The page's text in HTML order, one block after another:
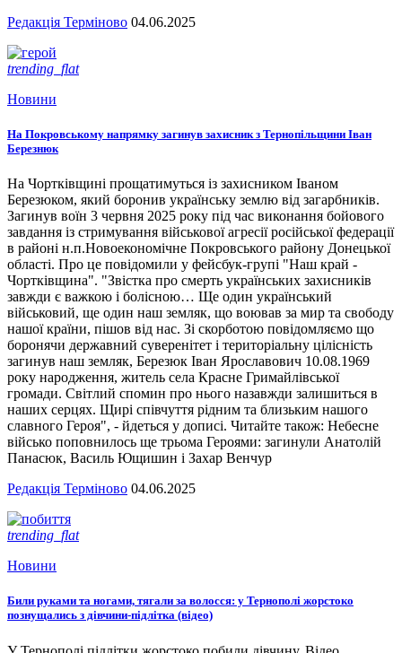
Редакція Терміново 04.06.2025
trending_flat
Новини
На Покровському напрямку загинув захисник з Тернопільщини Іван
Березнюк
На Чортківщині прощатимуться із захисником Іваном
Березюком, який боронив українську землю від загарбників.
Загинув воїн 3 червня 2025 року під час виконання бойового
завдання із стримування військової агресії російської федерації
в районі н.п.Новоекономічне Покровського району Донецької
області. Про це повідомили у фейсбук-групі "Наш край -
Чортківщина". "Звістка про смерть українських захисників
завжди є важкою і болісною… Ще один український
військовий, ще один наш земляк, що воював за мир та свободу
нашої країни, пішов від нас. Зі скорботою повідомляємо що
боронячи державний суверенітет і територіальну цілісність
загинув наш земляк, Березюк Іван Ярославович 10.08.1969
року народження, житель села Красне Гримайлівської
громади. Світлий спомин про нього назавжди залишиться в
наших серцях. Щирі співчуття рідним та близьким нашого
славного Героя", - йдеться у дописі. Читайте також: Небесне
військо поповнилось ще трьома Героями: загинули Анатолій
Панасюк, Василь Ющишин і Захар Венчур
Редакція Терміново 04.06.2025
trending_flat
Новини
Били руками та ногами, тягали за волосся: у Тернополі жорстоко
познущались з дівчини-підлітка (відео)